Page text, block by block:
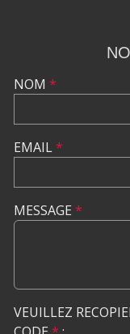
NOM *
EMAIL*
MESSAGE *
VEUILLEZ